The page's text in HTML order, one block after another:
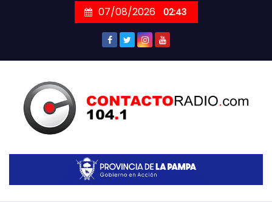
07/08/2026 02:43